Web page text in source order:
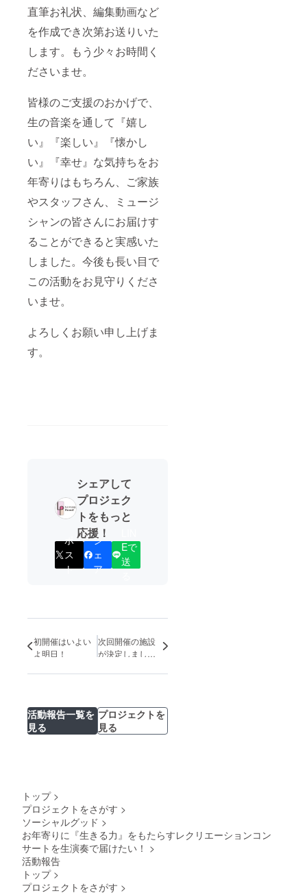
直筆お礼状、編集動画など
を作成でき次第お送りいた
します。もう少々お時間く
ださいませ。
皆様のご支援のおかげで、
生の音楽を通して『嬉し
い』『楽しい』『懐かし
い』『幸せ』な気持ちをお
年寄りはもちろん、ご家族
やスタッフさん、ミュージ
シャンの皆さんにお届けす
ることができると実感いた
しました。今後も長い目で
この活動をお見守りくださ
いませ。
よろしくお願い申し上げま
す。
シェアして
プロジェク
トをもっと
応援！
ポ
ス
ト
シ
ェ
ア
Eで
送
初開催はいよい
よ明日！
次回開催の施設
が決定しまし
活動報告一覧を
見る
プロジェクトを
見る
トップ >
プロジェクトをさがす >
ソーシャルグッド >
お年寄りに『生きる力』をもたらすレクリエーションコン
サートを生演奏で届けたい！ >
活動報告
トップ >
プロジェクトをさがす >